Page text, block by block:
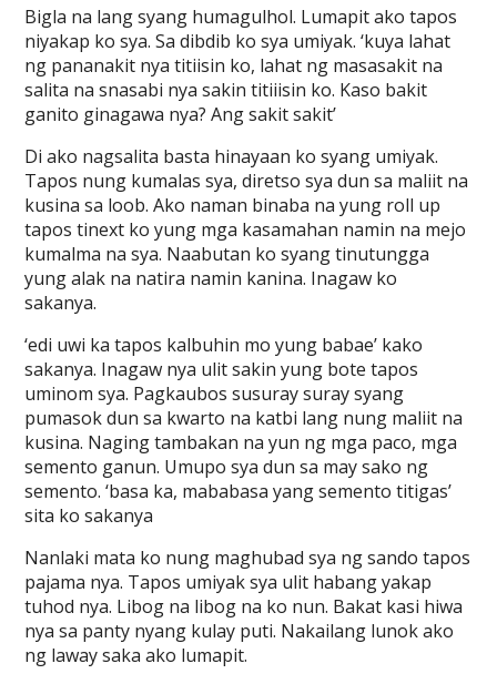
Bigla na lang syang humagulhol. Lumapit ako tapos
niyakap ko sya. Sa dibdib ko sya umiyak. ‘kuya lahat
ng pananakit nya titiisin ko, lahat ng masasakit na
salita na snasabi nya sakin titiiisin ko. Kaso bakit
ganito ginagawa nya? Ang sakit sakit’
Di ako nagsalita basta hinayaan ko syang umiyak.
Tapos nung kumalas sya, diretso sya dun sa maliit na
kusina sa loob. Ako naman binaba na yung roll up
tapos tinext ko yung mga kasamahan namin na mejo
kumalma na sya. Naabutan ko syang tinutungga
yung alak na natira namin kanina. Inagaw ko
sakanya.
‘edi uwi ka tapos kalbuhin mo yung babae’ kako
sakanya. Inagaw nya ulit sakin yung bote tapos
uminom sya. Pagkaubos susuray suray syang
pumasok dun sa kwarto na katbi lang nung maliit na
kusina. Naging tambakan na yun ng mga paco, mga
semento ganun. Umupo sya dun sa may sako ng
semento. ‘basa ka, mababasa yang semento titigas’
sita ko sakanya
Nanlaki mata ko nung maghubad sya ng sando tapos
pajama nya. Tapos umiyak sya ulit habang yakap
tuhod nya. Libog na libog na ko nun. Bakat kasi hiwa
nya sa panty nyang kulay puti. Nakailang lunok ako
ng laway saka ako lumapit.